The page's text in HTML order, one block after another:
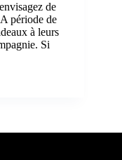
de
période de
à leurs
Si